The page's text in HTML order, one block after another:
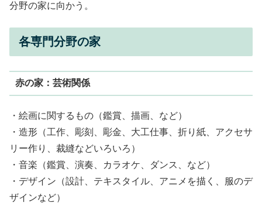
分野の家に向かう。
各専門分野の家
赤の家：芸術関係
・絵画に関するもの（鑑賞、描画、など）
・造形（工作、彫刻、彫金、大工仕事、折り紙、アクセサ
リー作り、裁縫などいろいろ）
・音楽（鑑賞、演奏、カラオケ、ダンス、など）
・デザイン（設計、テキスタイル、アニメを描く、服のデ
ザインなど）